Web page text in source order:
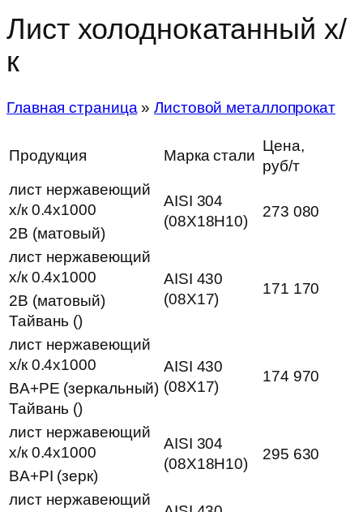
Лист холоднокатанный х/
к
Главная страница»Листовой металлопрокат
Продукция Марка стали
Цена,
руб/т
лист нержавеющий
х/к 0.4х1000
AISI 304
(08Х18Н10)
273 080
2B (матовый)
лист нержавеющий
х/к 0.4х1000
AISI 430
(08Х17)
171 170
2B (матовый)
Тайвань ()
лист нержавеющий
х/к 0.4х1000
AISI 430
(08Х17)
174 970
BA+PE (зеркальный)
Тайвань ()
лист нержавеющий
х/к 0.4х1000
AISI 304
(08Х18Н10)
295 630
BA+PI (зерк)
лист нержавеющий